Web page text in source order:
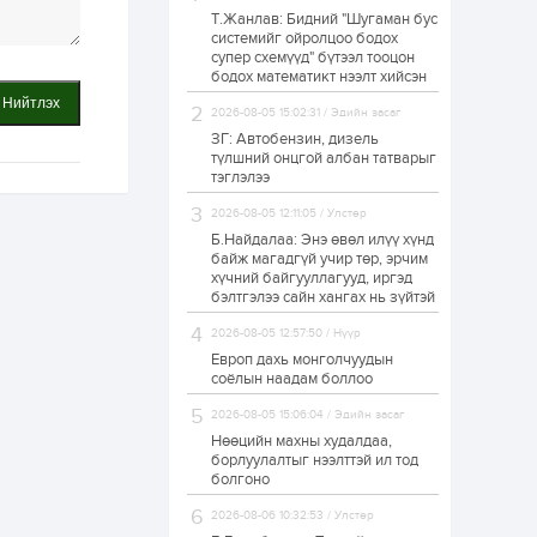
Нийтлэх
Б.Хулан дэлхийн
аварга боллоо
1 өдөр 0
Р.Даваадорж: Энэ
намрын экспортын
юм
1 өдөр 0 2
Автомашины улсын
дугаар сондгой
тоогоор төгссөн бол
өнөөдөр шатахуун
1 өдөр
Н.Номтойбаяр:
Аймгуудад
тулгамдаж буй
асуудлуудыг долоо
газрын...
Т.Жанлав: Бидний "Шугаман бус
системийг ойролцоо бодох
супер схемүүд" бүтээл тооцон
бодох математикт нээлт хийсэн
2026-08-05 15:02:31 / Эдийн засаг
ЗГ: Автобензин, дизель
түлшний онцгой албан татварыг
тэглэлээ
2026-08-05 12:11:05 / Улстөр
Б.Найдалаа: Энэ өвөл илүү хүнд
байж магадгүй учир төр, эрчим
хүчний байгууллагууд, иргэд
бэлтгэлээ сайн хангах нь зүйтэй
2026-08-05 12:57:50 / Нүүр
Европ дахь монголчуудын
соёлын наадам боллоо
2026-08-05 15:06:04 / Эдийн засаг
Нөөцийн махны худалдаа,
борлуулалтыг нээлттэй ил тод
болгоно
2026-08-06 10:32:53 / Улстөр